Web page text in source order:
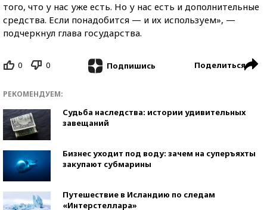
того, что у нас уже есть. Но у нас есть и дополнительные
средства. Если понадобится — и их используем», —
подчеркнул глава государства.
0 0 Подпишись Поделиться
РЕКОМЕНДУЕМ:
Судьба наследства: истории удивительных
завещаний
Бизнес уходит под воду: зачем на суперъяхты
закупают субмарины
Путешествие в Исландию по следам
«Интерстеллара»